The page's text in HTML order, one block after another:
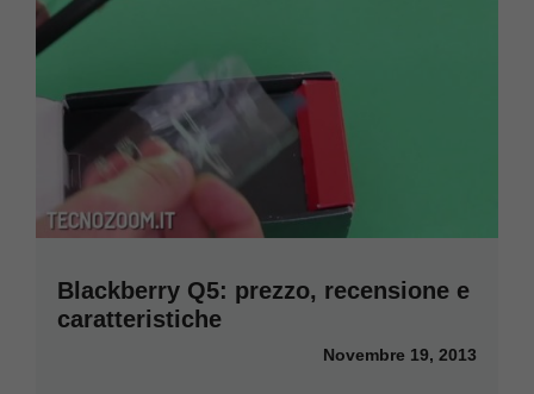
Blackberry Q5: prezzo, recensione e
caratteristiche
Novembre 19, 2013